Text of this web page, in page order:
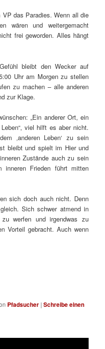
das Paradies. Wenn all die
wären und weitergemacht
frei geworden. Alles hängt
bleibt den Wecker auf
Uhr am Morgen zu stellen
zu machen – alle anderen
zur Klage.
„Ein anderer Ort, ein
viel hilft es aber nicht.
‚anderen Leben‘ zu sein
bleibt und spielt im Hier und
Zustände auch zu sein
inneren Frieden führt mitten
sich doch auch nicht. Denn
Sich schwer atmend in
werfen und irgendwas zu
Vorteil gebracht. Auch wenn
Pfadsucher |Schreibe einen